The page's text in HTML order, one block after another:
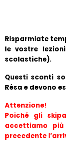
Risparmiate
le vostre
scolastiche).
Questi sconti
Résa e devono
Attenzione!
Poiché gli
accettiamo
precedente